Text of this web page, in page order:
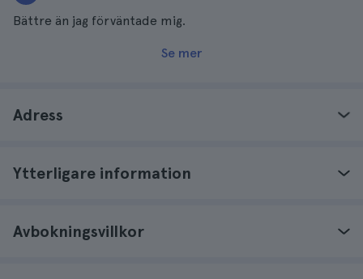
Bättre än jag förväntade mig.
Se mer
Adress
Ytterligare information
Avbokningsvillkor